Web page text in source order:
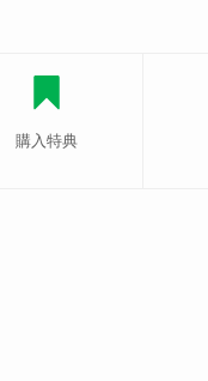
購入特典